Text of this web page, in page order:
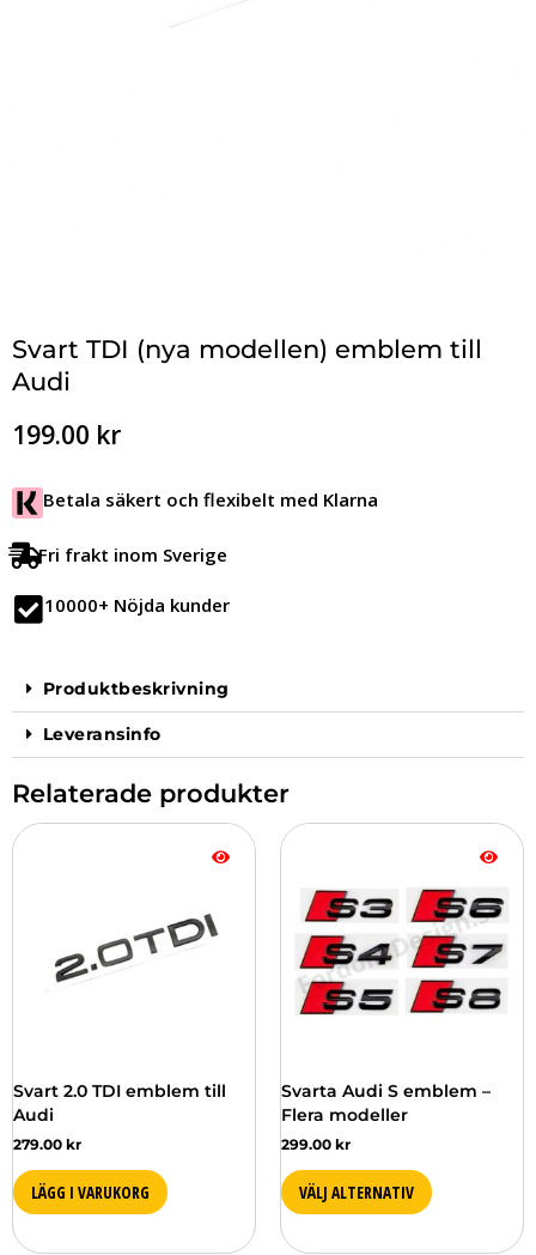
Svart TDI (nya modellen) emblem till
Audi
199.00 kr
Betala säkert och flexibelt med Klarna
Fri frakt inom Sverige
10000+ Nöjda kunder
Produktbeskrivning
Leveransinfo
Relaterade produkter
Svart 2.0 TDI emblem till
Audi
279.00 kr
LÄGG I VARUKORG
Svarta Audi S emblem –
Flera modeller
299.00 kr
VÄLJ ALTERNATIV
Den
har
flera
varianter.
De
olika
på
produktsidan